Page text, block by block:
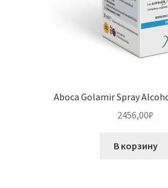
Aboca Golamir Spray
2456,00₽
В корзину